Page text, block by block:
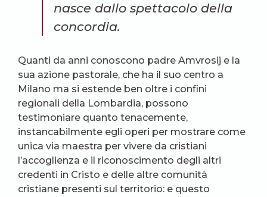
nasce dallo spettacolo della
concordia.
Quanti da anni conoscono padre Amvrosij e la
sua azione pastorale, che ha il suo centro a
Milano ma si estende ben oltre i confini
regionali della Lombardia, possono
testimoniare quanto tenacemente,
instancabilmente egli operi per mostrare come
unica via maestra per vivere da cristiani
l’accoglienza e il riconoscimento degli altri
credenti in Cristo e delle altre comunità
cristiane presenti sul territorio: e questo